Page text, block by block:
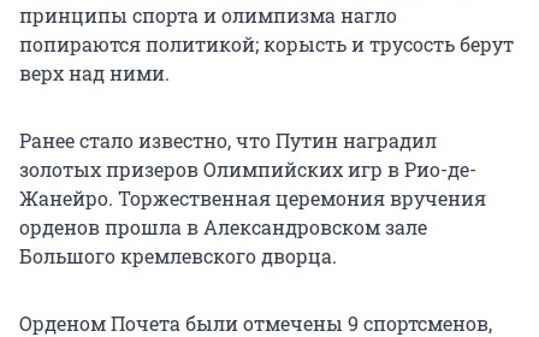
принципы спорта и олимпизма нагло
попираются политикой; корысть и трусость берут
верх над ними.
Ранее стало известно, что Путин наградил
золотых призеров Олимпийских игр в Рио-де-
Жанейро. Торжественная церемония вручения
орденов прошла в Александровском зале
Большого кремлевского дворца.
Орденом Почета были отмечены 9 спортсменов,